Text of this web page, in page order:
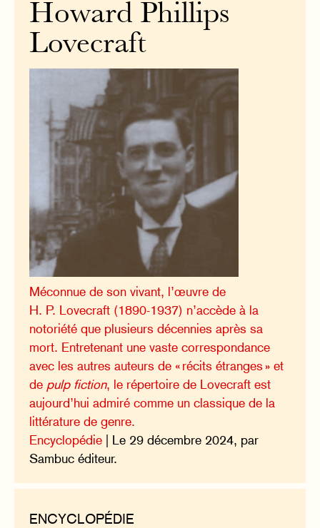
Howard Phillips
Lovecraft
Méconnue de son vivant, l’œuvre de
H. P. Lovecraft (1890-1937) n’accède à la
notoriété que plusieurs décennies après sa
mort. Entretenant une vaste correspondance
avec les autres auteurs de « récits étranges » et
de pulp fiction, le répertoire de Lovecraft est
aujourd’hui admiré comme un classique de la
littérature de genre.
Encyclopédie | Le 29 décembre 2024, par
Sambuc éditeur.
ENCYCLOPÉDIE